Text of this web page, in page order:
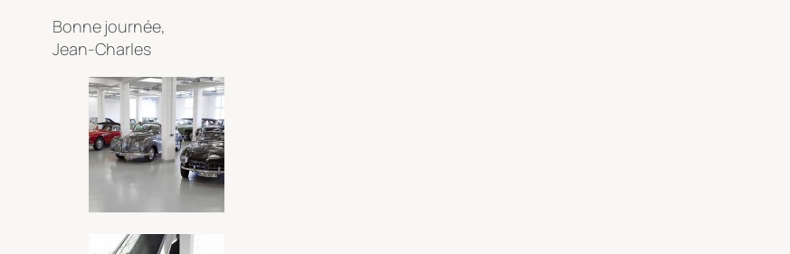
Bonne journée,
Jean-Charles